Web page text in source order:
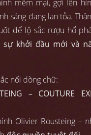
mềm mại, gợi lên
sáng đang lan tỏa.
để lộ sắc rượu hổ
sự khởi đầu mới và
nổi dòng chữ:
– COUTURE
Olivier Rousteing –